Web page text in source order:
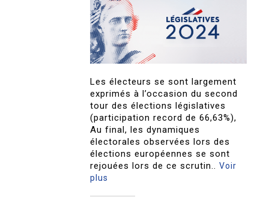
Les électeurs se sont largement
exprimés à l’occasion du second
tour des élections législatives
(participation record de 66,63%),
Au final, les dynamiques
électorales observées lors des
élections européennes se sont
rejouées lors de ce scrutin..Voir
plus